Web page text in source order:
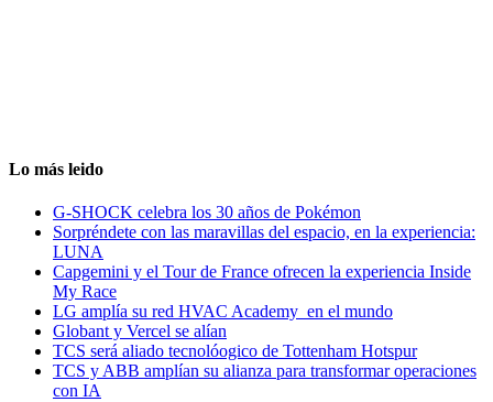
Lo más leido
G-SHOCK celebra los 30 años de Pokémon
Sorpréndete con las maravillas del espacio, en la experiencia:
LUNA
Capgemini y el Tour de France ofrecen la experiencia Inside
My Race
LG amplía su red HVAC Academy en el mundo
Globant y Vercel se alían
TCS será aliado tecnolóogico de Tottenham Hotspur
TCS y ABB amplían su alianza para transformar operaciones
con IA